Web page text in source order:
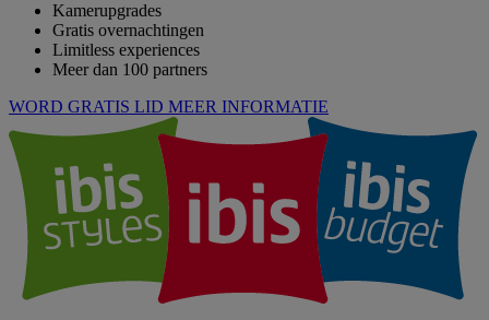
Kamerupgrades
Gratis overnachtingen
Limitless experiences
Meer dan 100 partners
WORD GRATIS LID MEER INFORMATIE